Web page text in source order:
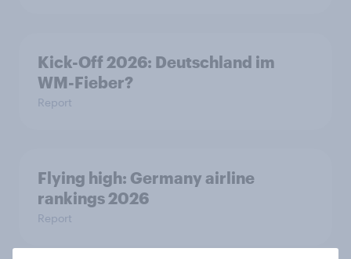
Kick-Off 2026: Deutschland im
WM-Fieber?
Report
Flying high: Germany airline
rankings 2026
Report